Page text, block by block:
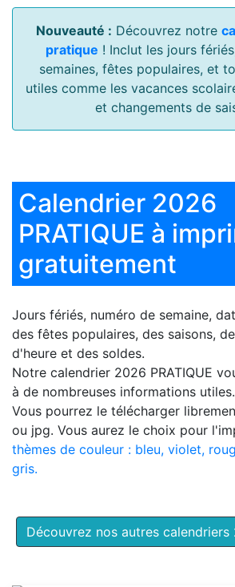
Nouveauté : Découvrez notre
pratique ! Inclut les jours
semaines, fêtes populaires, et
utiles comme les vacances
et changements de
Calendrier 2026
PRATIQUE à
gratuitement
Jours fériés, numéro de semaine,
des fêtes populaires, des saisons,
d'heure et des soldes.
Notre calendrier 2026 PRATIQUE
à de nombreuses informations utiles.
Vous pourrez le télécharger
ou jpg. Vous aurez le choix pour
thèmes de couleur : bleu, violet,
gris.
Découvrez nos autres calendriers